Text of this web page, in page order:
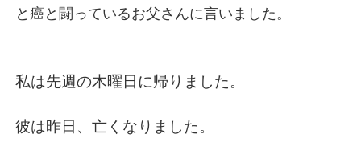
Español العربية
Français Deutsch
と癌と闘っているお父さんに言いました。
私は先週の木曜日に帰りました。
彼は昨日、亡くなりました。